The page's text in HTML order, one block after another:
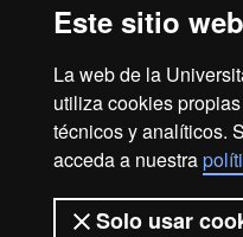
Este sitio
La web de la
utiliza cookies
técnicos y analíticos.
acceda a nuestra
Solo usar